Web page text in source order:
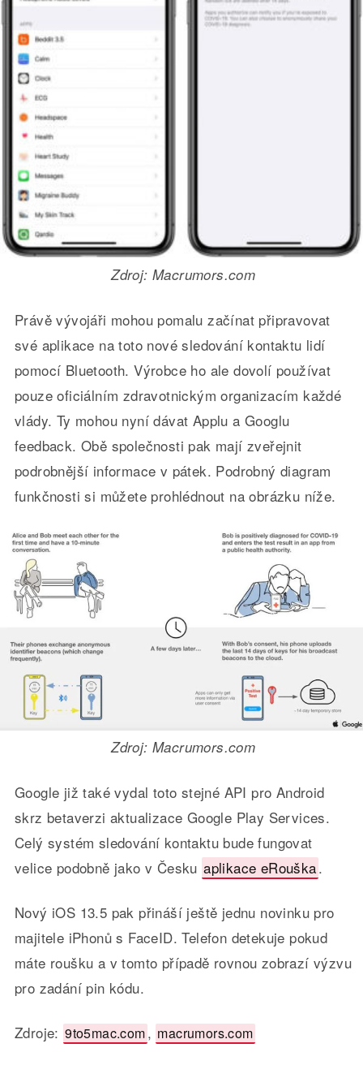
Zdroj: Macrumors.com
Právě vývojáři mohou pomalu začínat připravovat
své aplikace na toto nové sledování kontaktu lidí
pomocí Bluetooth. Výrobce ho ale dovolí používat
pouze oficiálním zdravotnickým organizacím každé
vlády. Ty mohou nyní dávat Applu a Googlu
feedback. Obě společnosti pak mají zveřejnit
podrobnější informace v pátek. Podrobný diagram
funkčnosti si můžete prohlédnout na obrázku níže.
Zdroj: Macrumors.com
Google již také vydal toto stejné API pro Android
skrz betaverzi aktualizace Google Play Services.
Celý systém sledování kontaktu bude fungovat
velice podobně jako v Česku aplikace eRouška.
Nový iOS 13.5 pak přináší ještě jednu novinku pro
majitele iPhonů s FaceID. Telefon detekuje pokud
máte roušku a v tomto případě rovnou zobrazí výzvu
pro zadání pin kódu.
Zdroje: 9to5mac.com, macrumors.com